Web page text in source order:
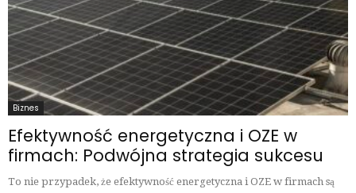
Biznes
Efektywność energetyczna i OZE w
firmach: Podwójna strategia sukcesu
To nie przypadek, że efektywność energetyczna i OZE w firmach są